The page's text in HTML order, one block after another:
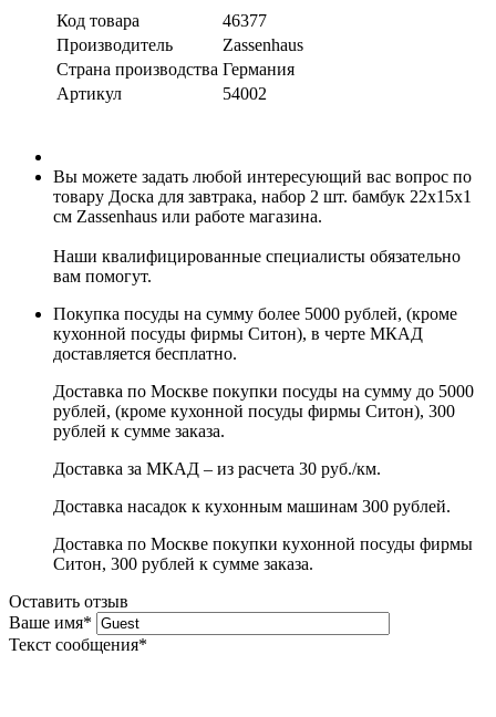
Код товара
46377
Производитель
Zassenhaus
Страна производства Германия
Артикул
54002
Вы можете задать любой интересующий вас вопрос по
товару Доска для завтрака, набор 2 шт. бамбук 22х15х1
см Zassenhaus или работе магазина.
Наши квалифицированные специалисты обязательно
вам помогут.
Покупка посуды на сумму более 5000 рублей, (кроме
кухонной посуды фирмы Ситон), в черте МКАД
доставляется бесплатно.
Доставка по Москве покупки посуды на сумму до 5000
рублей, (кроме кухонной посуды фирмы Ситон), 300
рублей к сумме заказа.
Доставка за МКАД – из расчета 30 руб./км.
Доставка насадок к кухонным машинам 300 рублей.
Доставка по Москве покупки кухонной посуды фирмы
Ситон, 300 рублей к сумме заказа.
Оставить отзыв
Ваше имя*
Текст сообщения*